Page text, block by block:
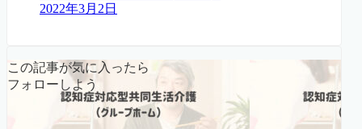
2022年3月2日
この記事が気に入ったら
フォローしよう